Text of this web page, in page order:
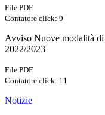
File PDF
Contatore click: 9
Avviso Nuove modalità di
2022/2023
File PDF
Contatore click: 11
Notizie